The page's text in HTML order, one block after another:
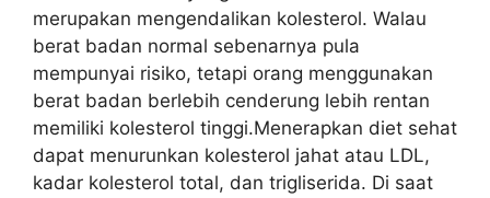
merupakan mengendalikan kolesterol. Walau
berat badan normal sebenarnya pula
mempunyai risiko, tetapi orang menggunakan
berat badan berlebih cenderung lebih rentan
memiliki kolesterol tinggi.Menerapkan diet sehat
dapat menurunkan kolesterol jahat atau LDL,
kadar kolesterol total, dan trigliserida. Di saat